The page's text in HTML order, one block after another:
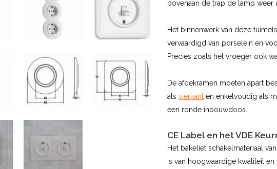
bovenaan de trap de lamp weer
Het binnenwerk van deze
vervaardigd van porselein en
Precies zoals het vroeger ook
De afdekramen moeten apart
als vierkant en enkelvoudig als
een ronde inbouwdoos.
CE Label en het VDE
Het bakeliet schakelmateriaal
is van hoogwaardige kwaliteit